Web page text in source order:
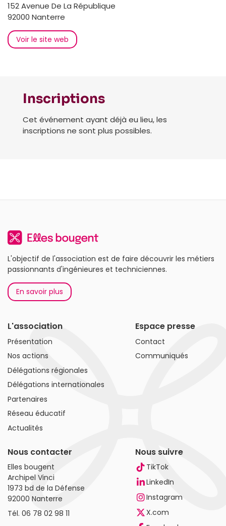
152 Avenue De La République
92000 Nanterre
Voir le site web
Inscriptions
Cet événement ayant déjà eu lieu, les
inscriptions ne sont plus possibles.
L'objectif de l'association est de faire découvrir les métiers
passionnants d'ingénieures et techniciennes.
En savoir plus
L'association
Présentation
Nos actions
Délégations régionales
Délégations internationales
Partenaires
Réseau éducatif
Actualités
Espace presse
Contact
Communiqués
Nous contacter
Elles bougent
Archipel Vinci
1973 bd de la Défense
92000 Nanterre
Tél. 06 78 02 98 11
Nous suivre
TikTok
LinkedIn
Instagram
X.com